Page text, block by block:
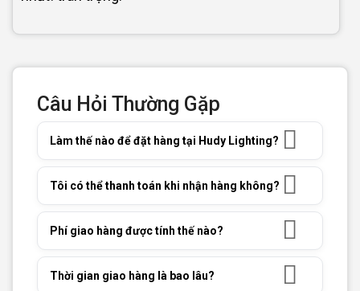
Câu Hỏi Thường Gặp
Làm thế nào để đặt hàng tại Hudy Lighting?
Tôi có thể thanh toán khi nhận hàng không?
Phí giao hàng được tính thế nào?
Thời gian giao hàng là bao lâu?